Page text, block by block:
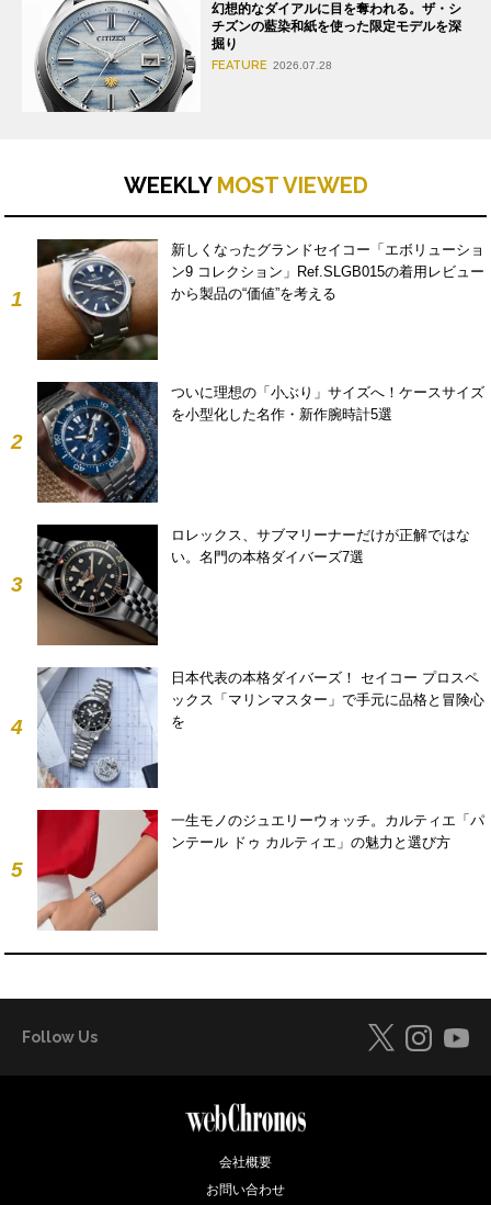
幻想的なダイアルに目を奪われる。ザ・シ
チズンの藍染和紙を使った限定モデルを深
掘り
FEATURE 2026.07.28
WEEKLY MOST VIEWED
1
新しくなったグランドセイコー「エボリューショ
ン9 コレクション」Ref.SLGB015の着用レビュー
から製品の“価値”を考える
2
ついに理想の「小ぶり」サイズへ！ケースサイズ
を小型化した名作・新作腕時計5選
3
ロレックス、サブマリーナーだけが正解ではな
い。名門の本格ダイバーズ7選
4
日本代表の本格ダイバーズ！ セイコー プロスペ
ックス「マリンマスター」で手元に品格と冒険心
を
5
一生モノのジュエリーウォッチ。カルティエ「パ
ンテール ドゥ カルティエ」の魅力と選び方
Follow Us
会社概要
お問い合わせ